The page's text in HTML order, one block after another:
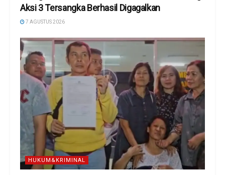
Aksi 3 Tersangka Berhasil Digagalkan
7 AGUSTUS 2026
HUKUM&KRIMINAL